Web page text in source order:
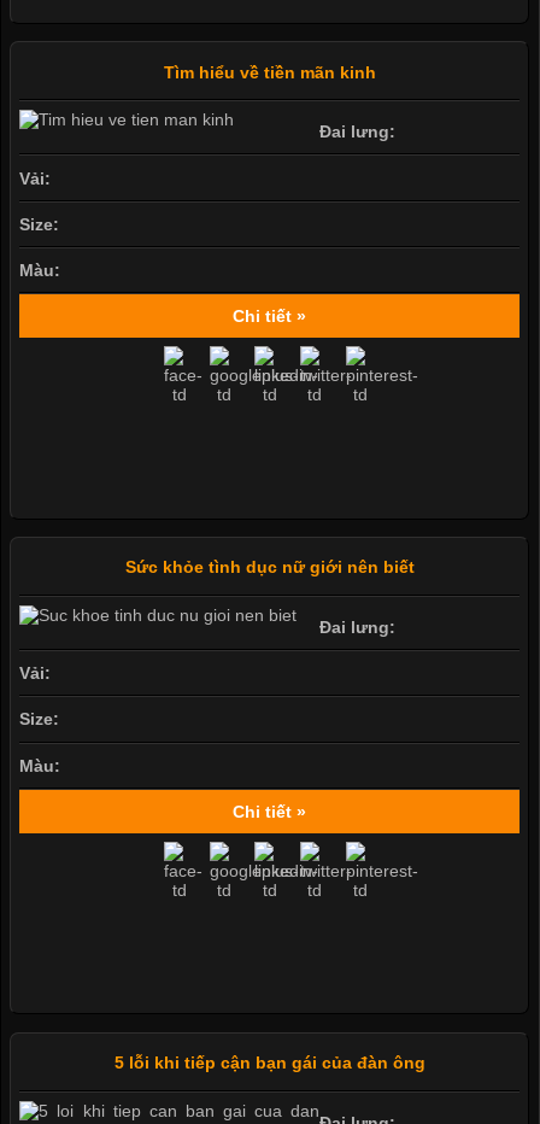
Tìm hiểu về tiền mãn kinh
Đai lưng:
Vải:
Size:
Màu:
Chi tiết »
Sức khỏe tình dục nữ giới nên biết
Đai lưng:
Vải:
Size:
Màu:
Chi tiết »
5 lỗi khi tiếp cận bạn gái của đàn ông